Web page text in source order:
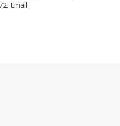
Email :